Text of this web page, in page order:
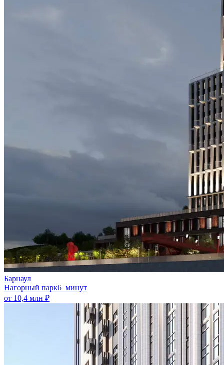
Барнаул
Нагорный парк6 минут
от 10,4 млн ₽